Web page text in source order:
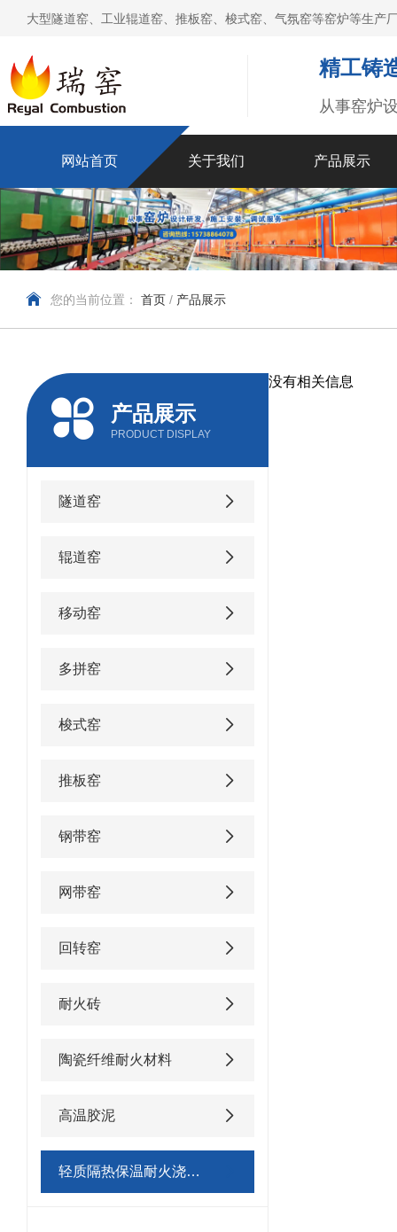
大型隧道窑、工业辊道窑、推板窑、梭式窑、气氛窑等窑炉等生产
精工铸
从事窑炉
网站首页 关于我们 产品展示
您的当前位置： 首页 / 产品展示
产品展示
PRODUCT DISPLAY
隧道窑
辊道窑
移动窑
多拼窑
梭式窑
推板窑
钢带窑
网带窑
回转窑
耐火砖
陶瓷纤维耐火材料
高温胶泥
轻质隔热保温耐火浇注料
没有相关信息